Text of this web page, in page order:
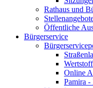
Rathaus und
Öffentliche
Bürgerservice
Online
Pamira -